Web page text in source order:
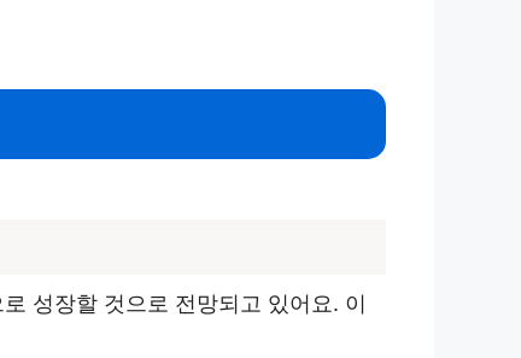
성장할 것으로 전망되고 있어요. 이